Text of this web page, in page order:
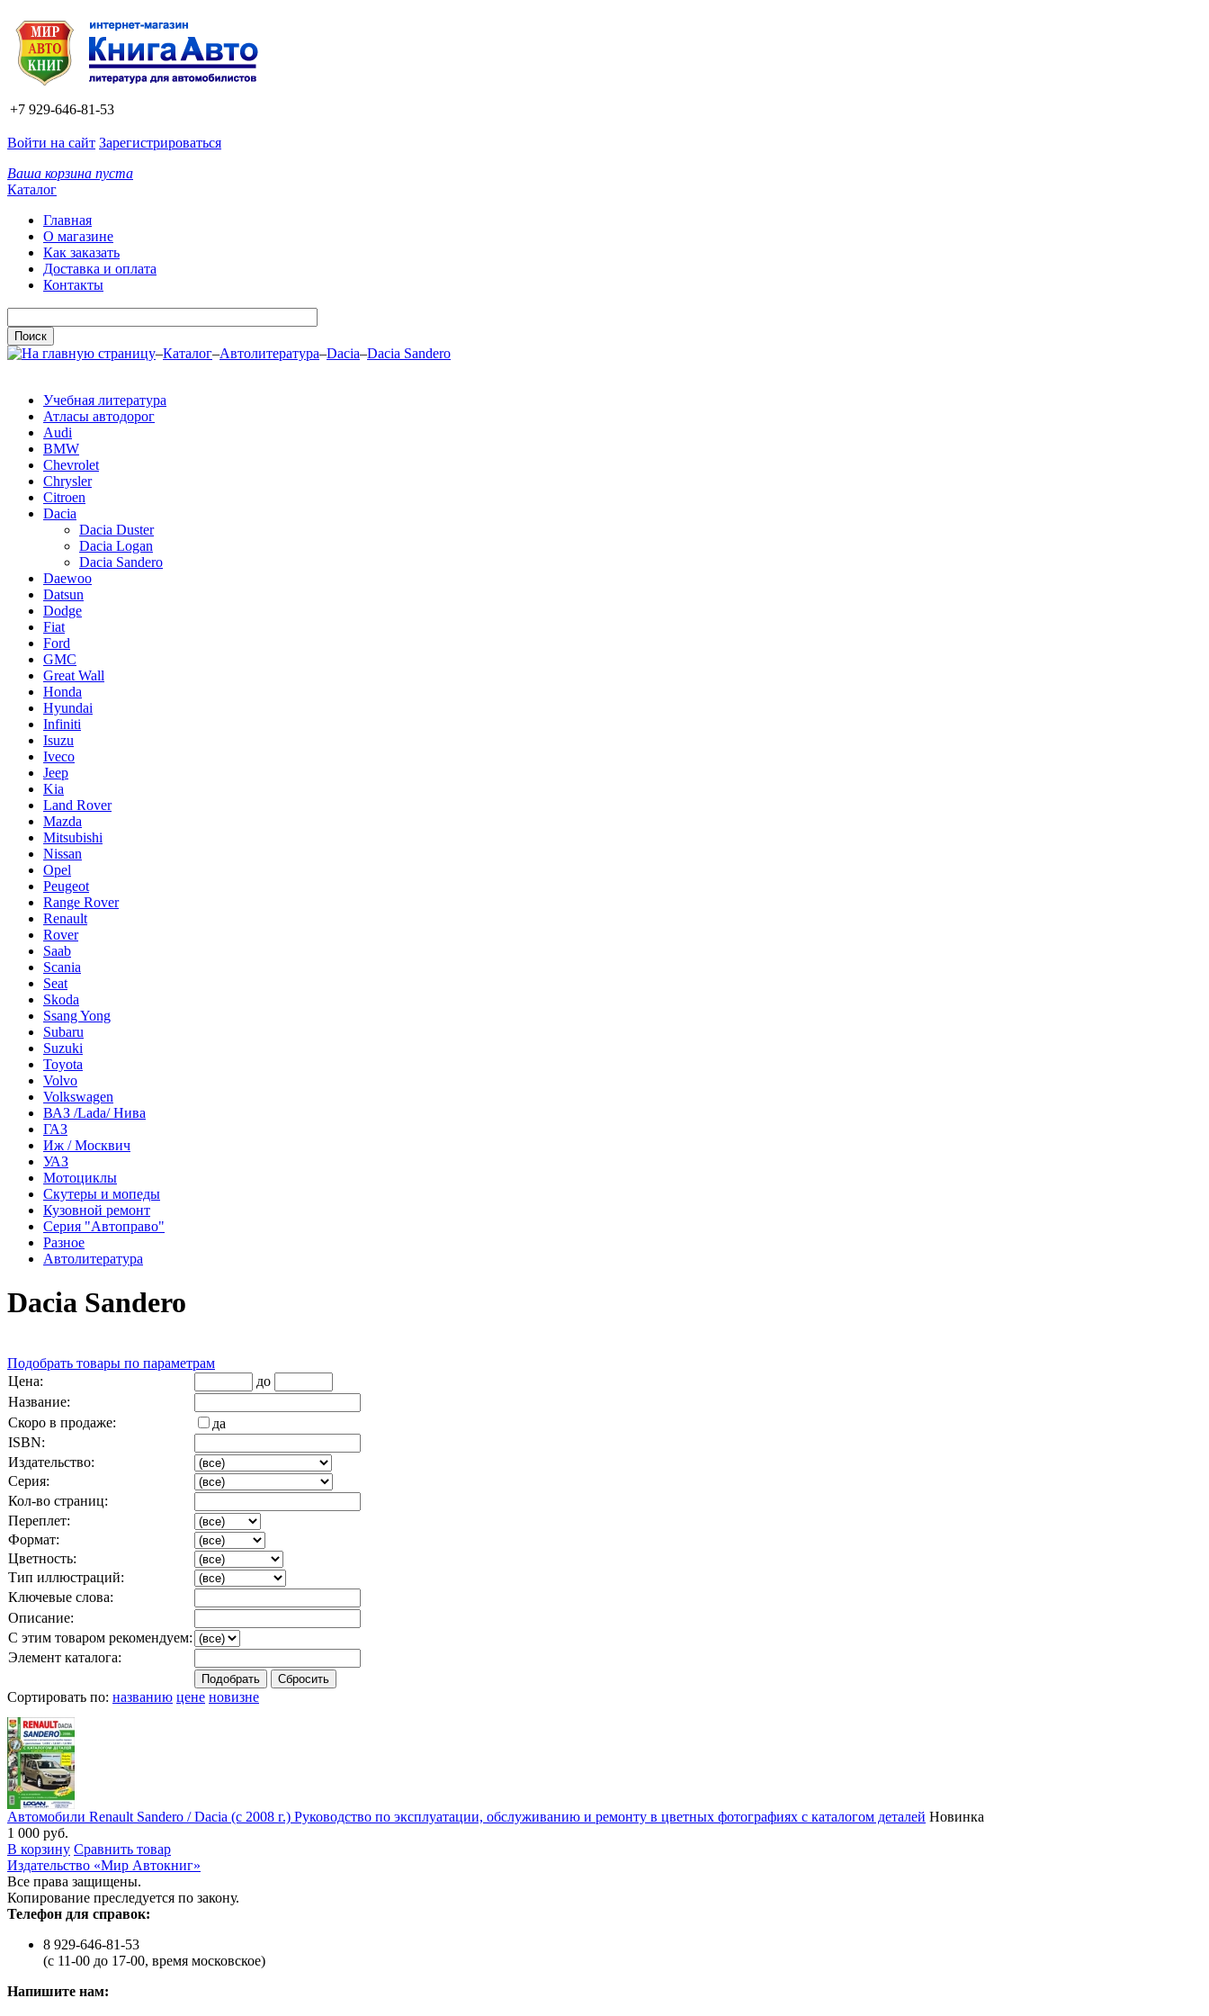
+7 929-646-81-53
Войти на сайт Зарегистрироваться
Ваша корзина пуста
Каталог
Главная
О магазине
Как заказать
Доставка и оплата
Контакты
–Каталог–Автолитература–Dacia–Dacia Sandero
Учебная литература
Атласы автодорог
Audi
BMW
Chevrolet
Chrysler
Citroen
Dacia
Dacia Duster
Dacia Logan
Dacia Sandero
Daewoo
Datsun
Dodge
Fiat
Ford
GMC
Great Wall
Honda
Hyundai
Infiniti
Isuzu
Iveco
Jeep
Kia
Land Rover
Mazda
Mitsubishi
Nissan
Opel
Peugeot
Range Rover
Renault
Rover
Saab
Scania
Seat
Skoda
Ssang Yong
Subaru
Suzuki
Toyota
Volvo
Volkswagen
ВАЗ /Lada/ Нива
ГАЗ
Иж / Москвич
УАЗ
Мотоциклы
Скутеры и мопеды
Кузовной ремонт
Серия "Автоправо"
Разное
Автолитература
Dacia Sandero
Подобрать товары по параметрам
Цена:
до
Название:
Скоро в продаже:
да
ISBN:
Издательство:
Серия:
Кол-во страниц:
Переплет:
Формат:
Цветность:
Тип иллюстраций:
Ключевые слова:
Описание:
С этим товаром рекомендуем:
Элемент каталога:
Сортировать по: названию цене новизне
Автомобили Renault Sandero / Dacia (c 2008 г.) Руководство по эксплуатации, обслуживанию и ремонту в цветных фотографиях с каталогом деталей Новинка
1 000 руб.
В корзину Сравнить товар
Издательство «Мир Автокниг»
Все права защищены.
Копирование преследуется по закону.
Телефон для справок:
8 929-646-81-53
(с 11-00 до 17-00, время московское)
Напишите нам: